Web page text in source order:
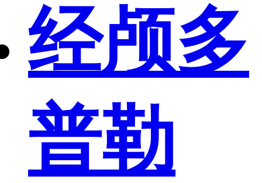
经颅多
普勒